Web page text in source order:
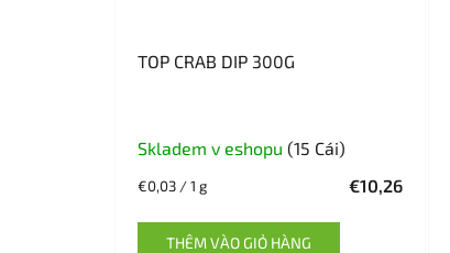
TOP CRAB DIP 300G
Skladem v eshopu (15 Cái)
€10,26
Giá
lường:
€0,03 / 1 g
THÊM VÀO GIỎ HÀNG